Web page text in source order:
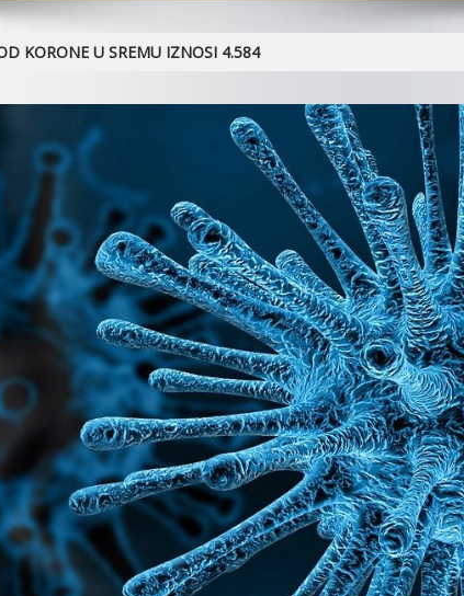
KORONE U SREMU IZNOSI 4.584